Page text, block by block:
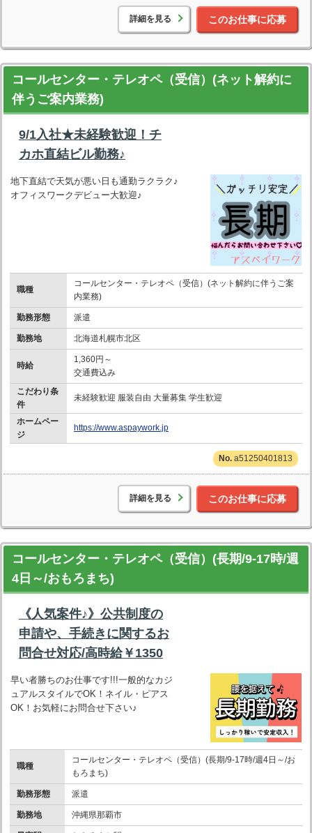
詳細を見る このお仕事に応募
コールセンター・テレオペ（受信）(ネット解約に
伴うご案内業務)
9/1入社★未経験歓迎！チ
カホ直結ビル勤務♪
地下直結で天気が悪い日も通勤ラクラク♪
オフィスワークデビュー大歓迎♪
職種
コールセンター・テレオペ（受信）(ネット解約に伴うご案
内業務)
勤務形態 派遣
勤務地 北海道札幌市北区
時給
1,360円～
交通費込み
こだわり条
件
未経験歓迎 服装自由 大量募集 学生歓迎
ホームペー
ジ
https://www.aspaywork.jp
a51250401813
詳細を見る このお仕事に応募
コールセンター・テレオペ（受信）(長期/9-17時/週
4日～/おもろまち)
《人気案件♪》公共制度の
申請や、手続きに関するお
問合せ対応/高時給￥1350
早い者勝ちのお仕事です!!!一般的なカジ
ュアルスタイルでOK！ネイル・ピアス
OK！お気軽にお問合せ下さい♪
職種
コールセンター・テレオペ（受信）(長期/9-17時/週4日～/お
もろまち)
勤務形態 派遣
勤務地 沖縄県那覇市